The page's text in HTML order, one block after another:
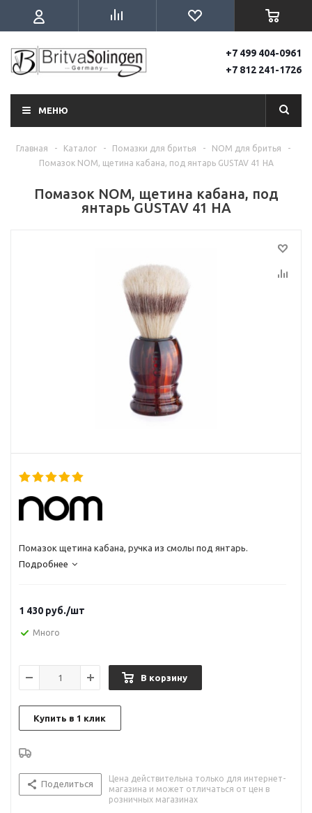
+7 499 404-0961
+7 812 241-1726
МЕНЮ
Главная - Каталог - Помазки для бритья - NOM для бритья
-
Помазок NOM, щетина кабана, под янтарь GUSTAV 41 HA
Помазок NOM, щетина кабана, под
янтарь GUSTAV 41 HA
Помазок щетина кабана, ручка из смолы под янтарь.
Подробнее
1 430 руб./шт
Много
В корзину
Купить в 1 клик
Поделиться
Цена действительна только для интернет-
магазина и может отличаться от цен в
розничных магазинах